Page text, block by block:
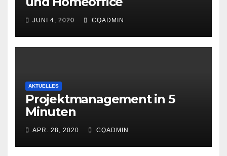
JUNI 4, 2020 CQADMIN
AKTUELLES
Projektmanagement in 5
Minuten
APR. 28, 2020 CQADMIN